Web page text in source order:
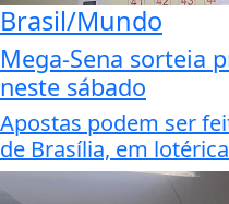
Brasil/Mundo
Mega-Sena sorteia
neste sábado
Apostas podem ser
de Brasília, em